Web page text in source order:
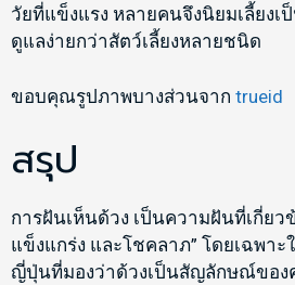
วัยที่แข็งแรง หลายคนจึงนิยมเลี้ยงเ
ดูแลง่ายกว่าสัตว์เลี้ยงหลายชนิด
ขอบคุณรูปภาพบางส่วนจาก trueid
สรุป
การฝันเห็นด้วง เป็นความฝันที่เกี่ยว
แข็งแกร่ง และโชคลาภ” โดยเฉพา
ญี่ปุ่นที่มองว่าด้วงเป็นสัญลักษณ์ของ